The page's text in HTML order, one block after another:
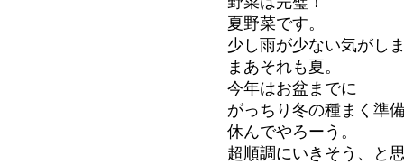
夏野菜です。
少し雨が少ない気がし
まあそれも夏。
今年はお盆までに
がっちり冬の種まく準
休んでやろーう。
超順調にいきそう、と